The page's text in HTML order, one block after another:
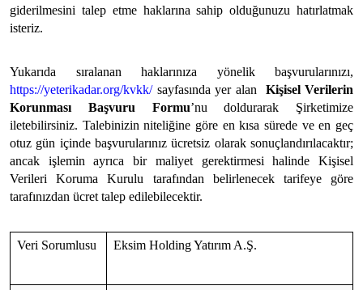
giderilmesini talep etme haklarına sahip olduğunuzu hatırlatmak
isteriz.
Yukarıda sıralanan haklarınıza yönelik başvurularınızı,
https://yeterikadar.org/kvkk/ sayfasında yer alan Kişisel Verilerin
Korunması Başvuru Formu’nu doldurarak Şirketimize
iletebilirsiniz. Talebinizin niteliğine göre en kısa sürede ve en geç
otuz gün içinde başvurularınız ücretsiz olarak sonuçlandırılacaktır;
ancak işlemin ayrıca bir maliyet gerektirmesi halinde Kişisel
Verileri Koruma Kurulu tarafından belirlenecek tarifeye göre
tarafınızdan ücret talep edilebilecektir.
Veri Sorumlusu Eksim Holding Yatırım A.Ş.